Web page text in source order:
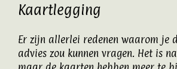
Kaartlegging
Er zijn allerlei redenen waarom je
advies zou kunnen vragen. Het is